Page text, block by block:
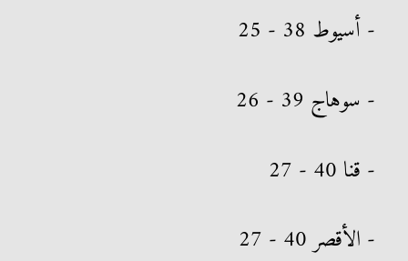
- أسيوط 38 - 25
- سوهاج 39 - 26
- قنا 40 - 27
- الأقصر 40 - 27